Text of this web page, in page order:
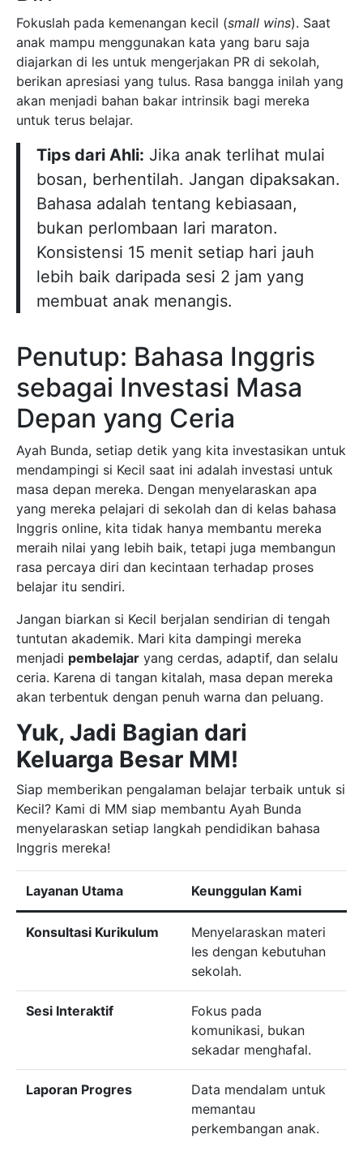
Fokuslah pada kemenangan kecil (small wins). Saat
anak mampu menggunakan kata yang baru saja
diajarkan di les untuk mengerjakan PR di sekolah,
berikan apresiasi yang tulus. Rasa bangga inilah yang
akan menjadi bahan bakar intrinsik bagi mereka
untuk terus belajar.
Tips dari Ahli: Jika anak terlihat mulai
bosan, berhentilah. Jangan dipaksakan.
Bahasa adalah tentang kebiasaan,
bukan perlombaan lari maraton.
Konsistensi 15 menit setiap hari jauh
lebih baik daripada sesi 2 jam yang
membuat anak menangis.
Penutup: Bahasa Inggris
sebagai Investasi Masa
Depan yang Ceria
Ayah Bunda, setiap detik yang kita investasikan untuk
mendampingi si Kecil saat ini adalah investasi untuk
masa depan mereka. Dengan menyelaraskan apa
yang mereka pelajari di sekolah dan di kelas bahasa
Inggris online, kita tidak hanya membantu mereka
meraih nilai yang lebih baik, tetapi juga membangun
rasa percaya diri dan kecintaan terhadap proses
belajar itu sendiri.
Jangan biarkan si Kecil berjalan sendirian di tengah
tuntutan akademik. Mari kita dampingi mereka
menjadi pembelajar yang cerdas, adaptif, dan selalu
ceria. Karena di tangan kitalah, masa depan mereka
akan terbentuk dengan penuh warna dan peluang.
Yuk, Jadi Bagian dari
Keluarga Besar MM!
Siap memberikan pengalaman belajar terbaik untuk si
Kecil? Kami di MM siap membantu Ayah Bunda
menyelaraskan setiap langkah pendidikan bahasa
Inggris mereka!
Layanan Utama Keunggulan Kami
Konsultasi Kurikulum
Menyelaraskan materi
les dengan kebutuhan
sekolah.
Sesi Interaktif
Fokus pada
komunikasi, bukan
sekadar menghafal.
Laporan Progres
Data mendalam untuk
memantau
perkembangan anak.